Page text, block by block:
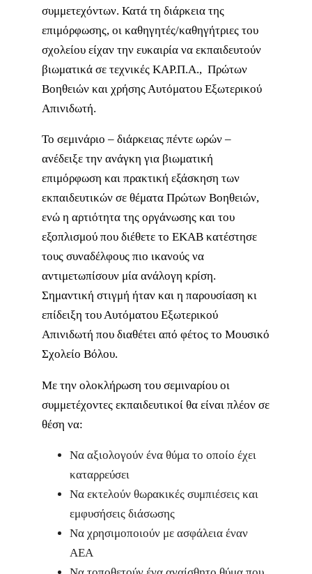
συμμετεχόντων. Κατά τη διάρκεια της
επιμόρφωσης, οι καθηγητές/καθηγήτριες του
σχολείου είχαν την ευκαιρία να εκπαιδευτούν
βιωματικά σε τεχνικές ΚΑΡ.Π.Α., Πρώτων
Βοηθειών και χρήσης Αυτόματου Εξωτερικού
Απινιδωτή.
Το σεμινάριο – διάρκειας πέντε ωρών –
ανέδειξε την ανάγκη για βιωματική
επιμόρφωση και πρακτική εξάσκηση των
εκπαιδευτικών σε θέματα Πρώτων Βοηθειών,
ενώ η αρτιότητα της οργάνωσης και του
εξοπλισμού που διέθετε το ΕΚΑΒ κατέστησε
τους συναδέλφους πιο ικανούς να
αντιμετωπίσουν μία ανάλογη κρίση.
Σημαντική στιγμή ήταν και η παρουσίαση κι
επίδειξη του Αυτόματου Εξωτερικού
Απινιδωτή που διαθέτει από φέτος το Μουσικό
Σχολείο Βόλου.
Με την ολοκλήρωση του σεμιναρίου οι
συμμετέχοντες εκπαιδευτικοί θα είναι πλέον σε
θέση να:
Να αξιολογούν ένα θύμα το οποίο έχει
καταρρεύσει
Να εκτελούν θωρακικές συμπιέσεις και
εμφυσήσεις διάσωσης
Να χρησιμοποιούν με ασφάλεια έναν
ΑΕΑ